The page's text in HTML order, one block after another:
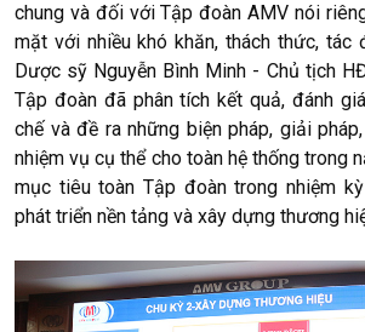
chung và đối với Tập đoàn AMV nói
mặt với nhiều khó khăn, thách thức, tác
Dược sỹ Nguyễn Bình Minh - Chủ tịch
Tập đoàn đã phân tích kết quả, đánh
chế và đề ra những biện pháp, giải
nhiệm vụ cụ thể cho toàn hệ thống trong
mục tiêu toàn Tập đoàn trong nhiệm
phát triển nền tảng và xây dựng thương